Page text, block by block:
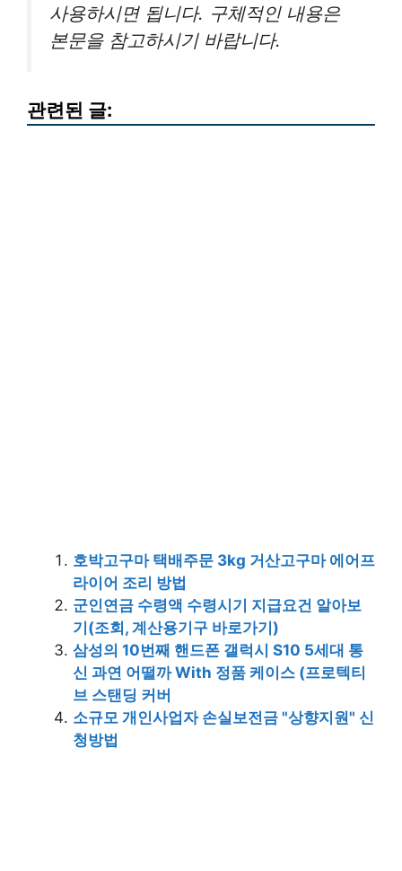
사용하시면 됩니다. 구체적인 내용은
본문을 참고하시기 바랍니다.
관련된 글:
호박고구마 택배주문 3kg 거산고구마 에어프
라이어 조리 방법
군인연금 수령액 수령시기 지급요건 알아보
기(조회, 계산용기구 바로가기)
삼성의 10번째 핸드폰 갤럭시 S10 5세대 통
신 과연 어떨까 With 정품 케이스 (프로텍티
브 스탠딩 커버
소규모 개인사업자 손실보전금 "상향지원" 신
청방법